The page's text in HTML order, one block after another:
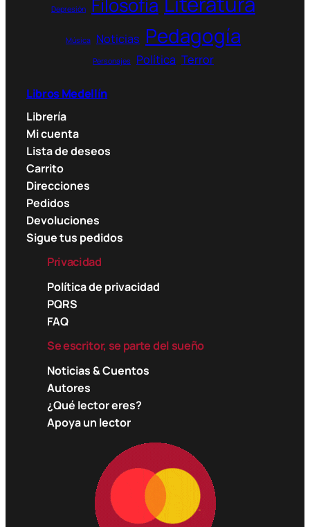
Depresión Filosofía
Música Noticias Pedagogía
Personajes Política Terror
Libros Medellín
Librería
Mi cuenta
Lista de deseos
Carrito
Direcciones
Pedidos
Devoluciones
Sigue tus pedidos
Privacidad
Política de privacidad
PQRS
FAQ
Se escritor, se parte del sueño
Noticias & Cuentos
Autores
¿Qué lector eres?
Apoya un lector